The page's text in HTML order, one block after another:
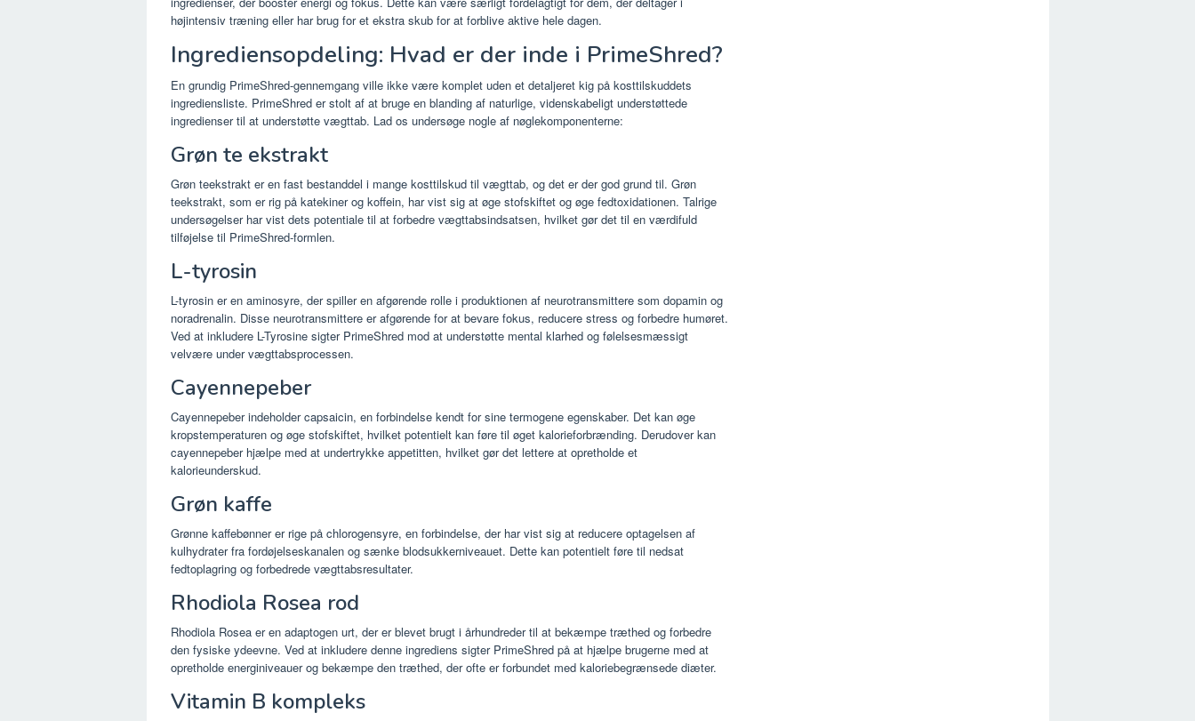
højintensiv træning eller har brug for et ekstra skub for at forblive aktive hele dagen.
Ingrediensopdeling: Hvad er der inde i PrimeShred?
En grundig PrimeShred-gennemgang ville ikke være komplet uden et detaljeret kig på kosttilskuddets
ingrediensliste. PrimeShred er stolt af at bruge en blanding af naturlige, videnskabeligt understøttede
ingredienser til at understøtte vægttab. Lad os undersøge nogle af nøglekomponenterne:
Grøn te ekstrakt
Grøn teekstrakt er en fast bestanddel i mange kosttilskud til vægttab, og det er der god grund til. Grøn
teekstrakt, som er rig på katekiner og koffein, har vist sig at øge stofskiftet og øge fedtoxidationen. Talrige
undersøgelser har vist dets potentiale til at forbedre vægttabsindsatsen, hvilket gør det til en værdifuld
tilføjelse til PrimeShred-formlen.
L-tyrosin
L-tyrosin er en aminosyre, der spiller en afgørende rolle i produktionen af ​​neurotransmittere som dopamin og
noradrenalin. Disse neurotransmittere er afgørende for at bevare fokus, reducere stress og forbedre humøret.
Ved at inkludere L-Tyrosine sigter PrimeShred mod at understøtte mental klarhed og følelsesmæssigt
velvære under vægttabsprocessen.
Cayennepeber
Cayennepeber indeholder capsaicin, en forbindelse kendt for sine termogene egenskaber. Det kan øge
kropstemperaturen og øge stofskiftet, hvilket potentielt kan føre til øget kalorieforbrænding. Derudover kan
cayennepeber hjælpe med at undertrykke appetitten, hvilket gør det lettere at opretholde et
kalorieunderskud.
Grøn kaffe
Grønne kaffebønner er rige på chlorogensyre, en forbindelse, der har vist sig at reducere optagelsen af ​​
kulhydrater fra fordøjelseskanalen og sænke blodsukkerniveauet. Dette kan potentielt føre til nedsat
fedtoplagring og forbedrede vægttabsresultater.
Rhodiola Rosea rod
Rhodiola Rosea er en adaptogen urt, der er blevet brugt i århundreder til at bekæmpe træthed og forbedre
den fysiske ydeevne. Ved at inkludere denne ingrediens sigter PrimeShred på at hjælpe brugerne med at
opretholde energiniveauer og bekæmpe den træthed, der ofte er forbundet med kaloriebegrænsede diæter.
Vitamin B kompleks